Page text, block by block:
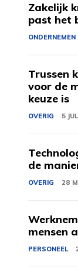
Zakelijk
past het
ONDERNEMEN
Trussen
voor de
keuze is
OVERIG 5
de
OVERIG 28
mensen
PERSONEEL